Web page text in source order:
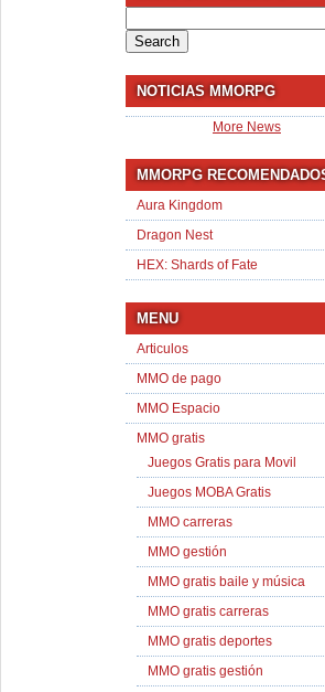
for:
NOTICIAS MMORPG
More News
MMORPG
Aura Kingdom
Dragon Nest
HEX: Shards of Fate
MENU
Articulos
MMO de pago
MMO Espacio
MMO gratis
Juegos Gratis para Movil
Juegos MOBA Gratis
MMO carreras
MMO gestión
MMO gratis baile y música
MMO gratis carreras
MMO gratis deportes
MMO gratis gestión